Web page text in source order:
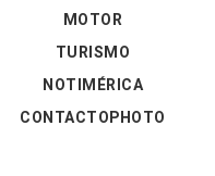
MOTOR
TURISMO
NOTIMÉRICA
CONTACTOPHOTO